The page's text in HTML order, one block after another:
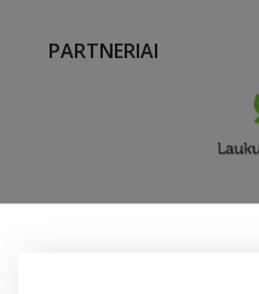
PARTNERIAI